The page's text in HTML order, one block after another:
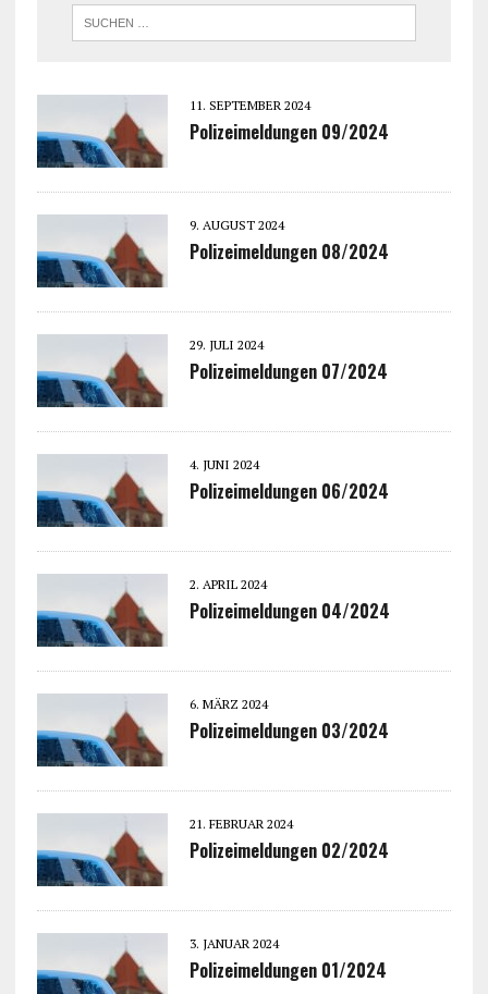
11. SEPTEMBER 2024
Polizeimeldungen 09/2024
9. AUGUST 2024
Polizeimeldungen 08/2024
29. JULI 2024
Polizeimeldungen 07/2024
4. JUNI 2024
Polizeimeldungen 06/2024
2. APRIL 2024
Polizeimeldungen 04/2024
6. MÄRZ 2024
Polizeimeldungen 03/2024
21. FEBRUAR 2024
Polizeimeldungen 02/2024
3. JANUAR 2024
Polizeimeldungen 01/2024